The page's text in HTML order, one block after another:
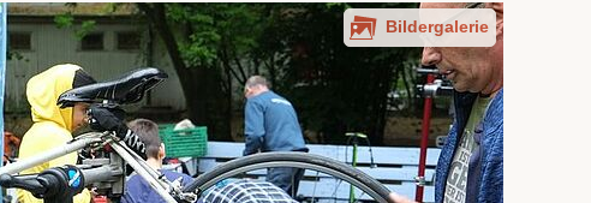
Bildergalerie